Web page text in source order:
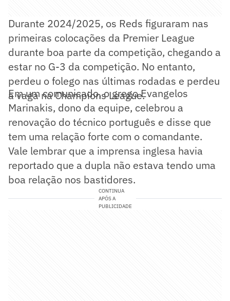
Durante 2024/2025, os Reds figuraram nas
primeiras colocações da Premier League
durante boa parte da competição, chegando a
estar no G-3 da competição. No entanto,
perdeu o folego nas últimas rodadas e perdeu
a vaga na Champions League.
Em um comunicado, o grego Evangelos
Marinakis, dono da equipe, celebrou a
renovação do técnico português e disse que
tem uma relação forte com o comandante.
Vale lembrar que a imprensa inglesa havia
reportado que a dupla não estava tendo uma
boa relação nos bastidores.
CONTINUA
APÓS A
PUBLICIDADE